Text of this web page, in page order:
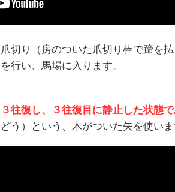
切り（房のついた爪切り棒で蹄を
行い、馬場に入ります。
往復し、３往復目に静止した状態
う）という、木がついた矢を使いま